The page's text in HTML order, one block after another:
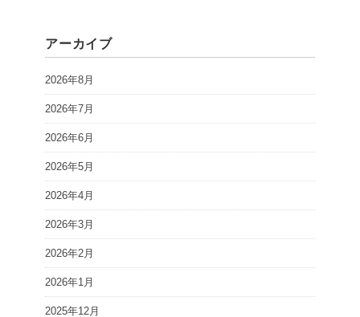
アーカイブ
2026年8月
2026年7月
2026年6月
2026年5月
2026年4月
2026年3月
2026年2月
2026年1月
2025年12月